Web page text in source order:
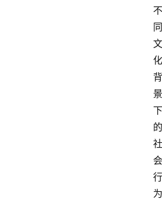
不
同
文
化
背
景
下
的
社
会
行
为